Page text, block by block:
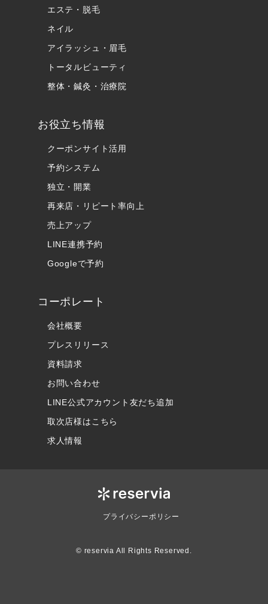
エステ・脱毛
ネイル
アイラッシュ・眉毛
トータルビューティ
整体・鍼灸・治療院
お役立ち情報
クーポンサイト活用
予約システム
独立・開業
再来店・リピート率向上
売上アップ
LINE連携予約
Googleで予約
コーポレート
会社概要
プレスリリース
資料請求
お問い合わせ
LINE公式アカウント友だち追加
取次店様はこちら
求人情報
プライバシーポリシー
© reservia All Rights Reserved.